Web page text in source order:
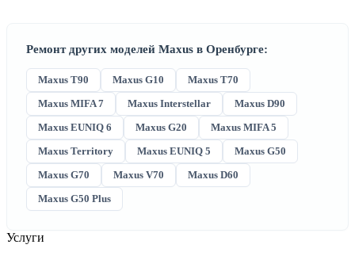
Ремонт других моделей Maxus в Оренбурге:
Maxus T90 Maxus G10
Maxus T70
Maxus MIFA 7
Maxus Interstellar
Maxus D90
Maxus EUNIQ 6
Maxus G20
Maxus MIFA 5
Maxus Territory
Maxus EUNIQ 5
Maxus G50
Maxus G70
Maxus V70
Maxus D60
Maxus G50 Plus
Услуги